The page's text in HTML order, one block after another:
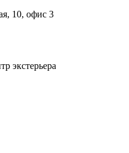
10, офис 3
экстерьера